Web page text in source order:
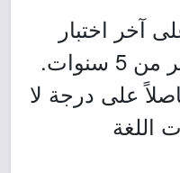
آخر اختبار
على درجة لا
اللغة